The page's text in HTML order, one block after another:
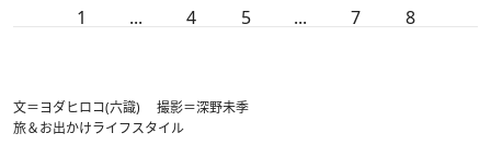
1 ... 4 5 ... 7 8
文＝ヨダヒロコ(六識) 撮影＝深野未季
旅＆お出かけライフスタイル